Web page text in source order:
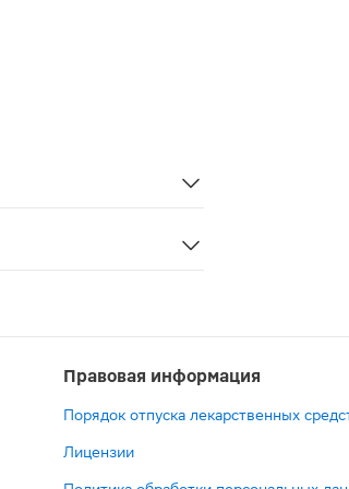
– 0,1%; вспомогательные
Правовая информация
Порядок отпуска лекарственных
Лицензии